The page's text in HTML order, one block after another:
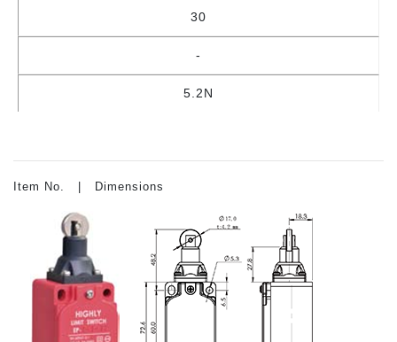
30
-
5.2N
Item No. | Dimensions